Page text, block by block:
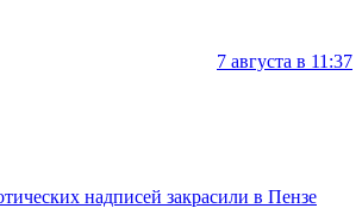
7 августа в 11:37
надписей закрасили в Пензе